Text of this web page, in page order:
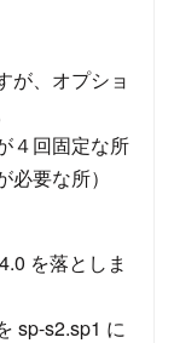
が、オプショ
４回固定な所
要な所）
を落としま
sp-s2.sp1 に